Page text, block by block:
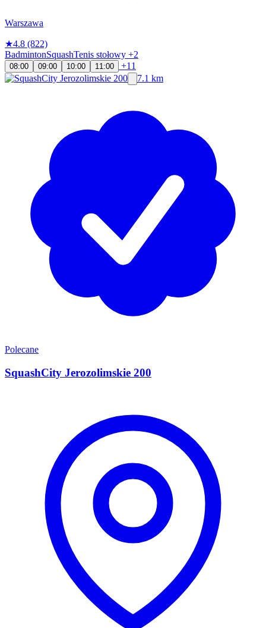
Warszawa
★4.8 (822)
BadmintonSquashTenis stołowy +2
08:00 09:00 10:00 11:00
+11
7.1 km
Polecane
SquashCity Jerozolimskie 200